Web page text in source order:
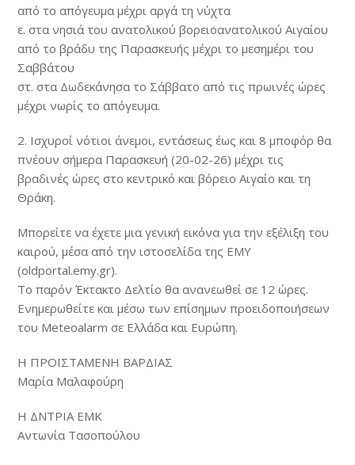
από το απόγευμα μέχρι αργά τη νύχτα
ε. στα νησιά του ανατολικού βορειοανατολικού Αιγαίου
από το βράδυ της Παρασκευής μέχρι το μεσημέρι του
Σαββάτου
στ. στα Δωδεκάνησα το Σάββατο από τις πρωινές ώρες
μέχρι νωρίς το απόγευμα.
2. Ισχυροί νότιοι άνεμοι, εντάσεως έως και 8 μποφόρ θα
πνέουν σήμερα Παρασκευή (20-02-26) μέχρι τις
βραδινές ώρες στο κεντρικό και βόρειο Αιγαίο και τη
Θράκη.
Μπορείτε να έχετε μια γενική εικόνα για την εξέλιξη του
καιρού, μέσα από την ιστοσελίδα της ΕΜΥ
(oldportal.emy.gr).
Το παρόν Έκτακτο Δελτίο θα ανανεωθεί σε 12 ώρες.
Ενημερωθείτε και μέσω των επίσημων προειδοποιήσεων
του Meteoalarm σε Ελλάδα και Ευρώπη.
Η ΠΡΟΪΣΤΑΜΕΝΗ ΒΑΡΔΙΑΣ
Μαρία Μαλαφούρη
Η ΔΝΤΡΙΑ ΕΜΚ
Αντωνία Τασοπούλου